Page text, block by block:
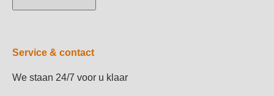
Service & contact
We staan 24/7 voor u klaar